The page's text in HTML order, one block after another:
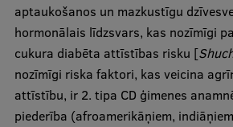
Scientific Priorities
Doctoral School
Services & Main Fields of
International Cooperation
aptaukošanos un mazkustīgu
hormonālais līdzsvars, kas nozīmīgi
cukura diabēta attīstības risku [
nozīmīgi riska faktori, kas veicina
attīstību, ir 2. tipa CD ģimenes
piederība (afroamerikāņiem,